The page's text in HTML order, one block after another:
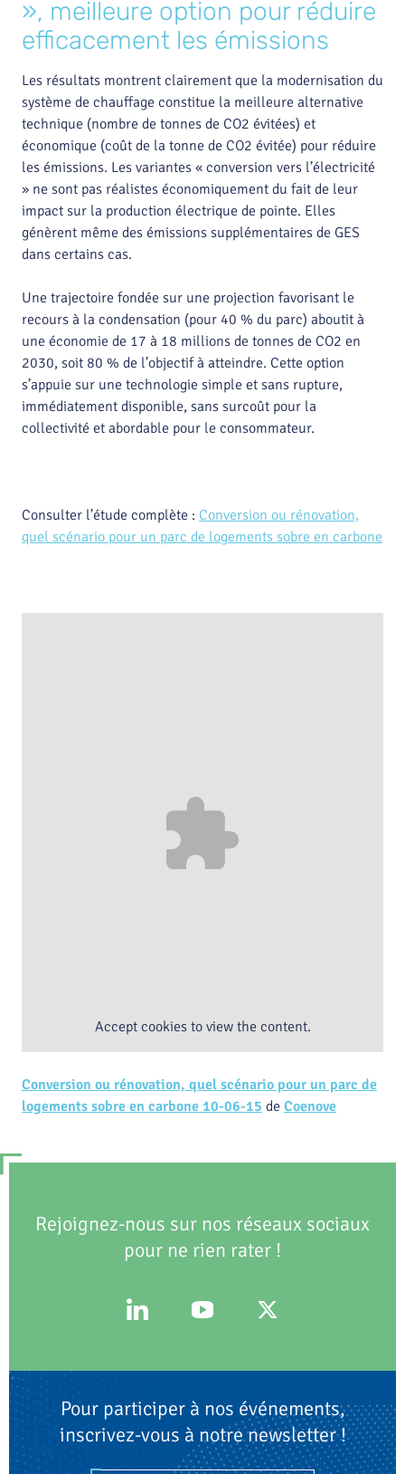
», meilleure option pour réduire
efficacement les émissions
Les résultats montrent clairement que la modernisation du
système de chauffage constitue la meilleure alternative
technique (nombre de tonnes de CO2 évitées) et
économique (coût de la tonne de CO2 évitée) pour réduire
les émissions. Les variantes « conversion vers l’électricité
» ne sont pas réalistes économiquement du fait de leur
impact sur la production électrique de pointe. Elles
génèrent même des émissions supplémentaires de GES
dans certains cas.
Une trajectoire fondée sur une projection favorisant le
recours à la condensation (pour 40 % du parc) aboutit à
une économie de 17 à 18 millions de tonnes de CO2 en
2030, soit 80 % de l’objectif à atteindre. Cette option
s’appuie sur une technologie simple et sans rupture,
immédiatement disponible, sans surcoût pour la
collectivité et abordable pour le consommateur.
Consulter l’étude complète : Conversion ou rénovation,
quel scénario pour un parc de logements sobre en carbone
Accept cookies to view the content.
Conversion ou rénovation, quel scénario pour un parc de
logements sobre en carbone 10-06-15 de Coenove
Rejoignez-nous sur nos réseaux sociaux
pour ne rien rater !
Pour participer à nos événements,
inscrivez-vous à notre newsletter !